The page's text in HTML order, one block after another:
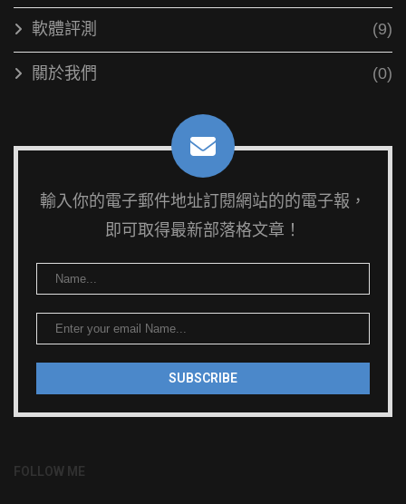
軟體評測 (9)
關於我們 (0)
輸入你的電子郵件地址訂閱網站的的電子報，
即可取得最新部落格文章！
FOLLOW ME